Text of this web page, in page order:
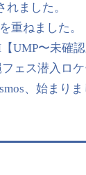
ました。
重ねました。
【UMP〜未確
ェス潜入ロ
、始まりま